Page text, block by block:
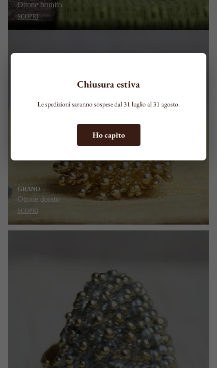
Chiusura estiva
Le spedizioni saranno sospese dal 31 luglio al 31 agosto.
Ho capito
Ottone brunito
SCOPRI
GRANO
Ottone dorato
SCOPRI